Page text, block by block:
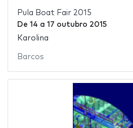
Pula Boat Fair 2015
De 14 a 17 outubro 2015
Karolina
Barcos